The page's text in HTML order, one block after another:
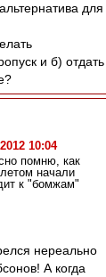
для
и б) отдать
10:04
помню, как
начали
к "бомжам"
нереально
А когда